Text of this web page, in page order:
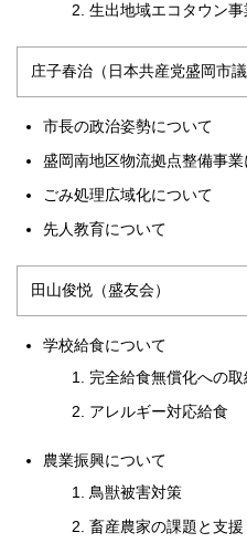
生出地域エコタウン事
庄子春治（日本共産党盛岡市議
市長の政治姿勢について
盛岡南地区物流拠点整備事業
ごみ処理広域化について
先人教育について
田山俊悦（盛友会）
学校給食について
完全給食無償化への取
アレルギー対応給食
農業振興について
鳥獣被害対策
畜産農家の課題と支援